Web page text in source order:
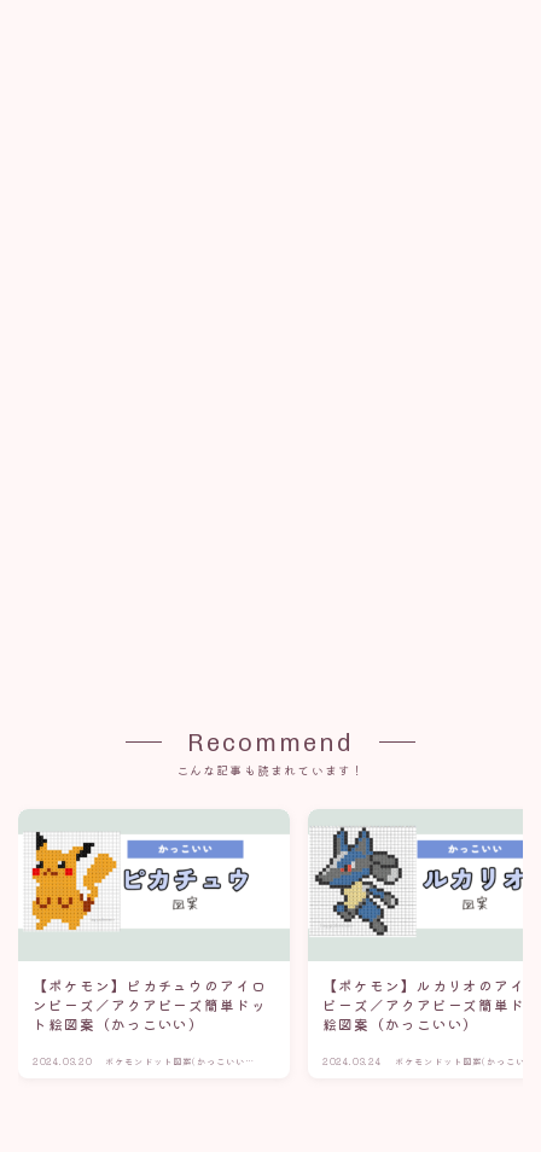
Recommend
こんな記事も読まれています！
【ポケモン】ピカチュウのアイロ
ンビーズ／アクアビーズ簡単ドッ
ト絵図案（かっこいい）
2024.03.20 ポケモンドット図案(かっこいい・
【ポケモン】ルカリオのアイ
ビーズ／アクアビーズ簡単ド
絵図案（かっこいい）
2024.03.24 ポケモンドット図案(かっこいい